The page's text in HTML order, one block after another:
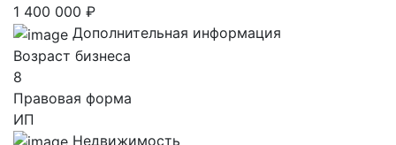
1 400 000 ₽
Дополнительная информация
Возраст бизнеса
8
Правовая форма
ИП
Недвижимость